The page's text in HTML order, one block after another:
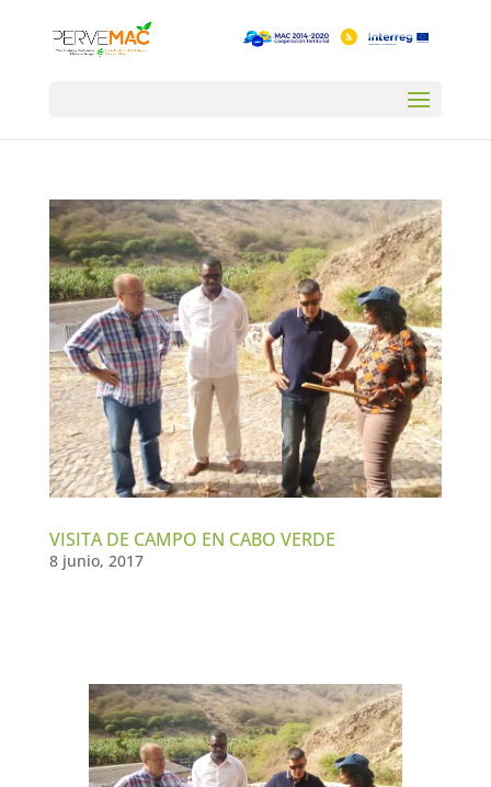
VISITA DE CAMPO EN CABO VERDE
8 junio, 2017